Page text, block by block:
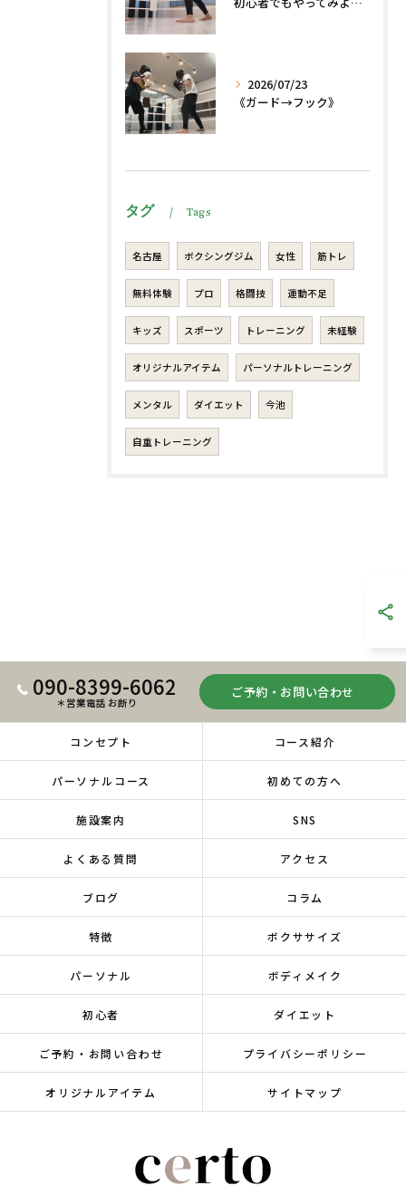
2026/07/23
《ガード→フック》
タグ Tags
名古屋 ボクシングジム 女性 筋トレ
無料体験 プロ 格闘技 運動不足
キッズ スポーツ トレーニング 未経験
オリジナルアイテム パーソナルトレーニング
メンタル ダイエット 今池
自重トレーニング
090-8399-6062
＊営業電話 お断り
ご予約・お問い合わせ
コンセプト コース紹介
パーソナルコース 初めての方へ
施設案内 SNS
よくある質問 アクセス
ブログ コラム
特徴 ボクササイズ
パーソナル ボディメイク
初心者 ダイエット
ご予約・お問い合わせ プライバシーポリシー
オリジナルアイテム サイトマップ